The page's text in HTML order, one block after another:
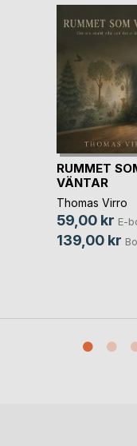
RUMMET
VÄNTAR
Thomas Virro
59,00 kr E-
139,00 kr